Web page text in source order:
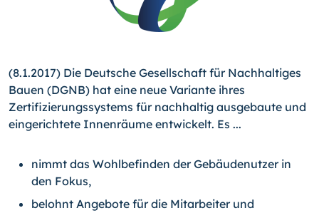
(8.1.2017) Die Deutsche Gesellschaft für Nachhaltiges
Bauen (DGNB) hat eine neue Variante ihres
Zertifizierungssystems für nachhaltig ausgebaute und
eingerichtete Innenräume entwickelt. Es ...
nimmt das Wohlbefinden der Gebäudenutzer in
den Fokus,
belohnt Angebote für die Mitarbeiter und